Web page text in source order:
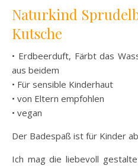
Naturkind
Kutsche
• Erdbeerduft, Färbt das
aus beidem
• Für sensible Kinderhaut
• von Eltern empfohlen
• vegan
Der Badespaß ist für Kinder
Ich mag die liebevoll